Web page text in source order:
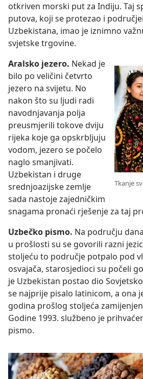
otkriven morski put za Indiju. Taj
putova, koji se protezao i
Uzbekistana, imao je iznimno
svjetske trgovine.
Tkanje
Aralsko jezero. Nekad je
bilo po veličini četvrto
jezero na svijetu. No
nakon što su ljudi radi
navodnjavanja polja
preusmjerili tokove dviju
rijeka koje ga opskrbljuju
vodom, jezero se počelo
naglo smanjivati.
Uzbekistan i druge
srednjoazijske zemlje
sada nastoje zajedničkim
snagama pronaći rješenje za taj
Uzbečko pismo. Na području
u prošlosti su se govorili razni
stoljeću to područje potpalo pod
osvajača, starosjedioci su počeli
je Uzbekistan postao dio
se najprije pisalo latinicom, a ona
godina prošlog stoljeća
Godine 1993. službeno je
pismo.